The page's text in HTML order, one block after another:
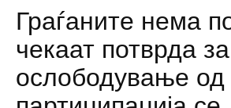
Граѓаните нема
чекаат потврда за
ослободување од